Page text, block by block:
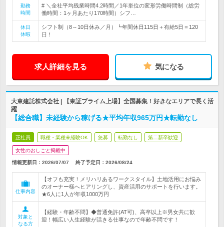
勤務
時間
# ＼全社平均残業時間4.2時間／1年単位の変形労働時間制（総労
働時間：1ヶ月あたり170時間）シフ…
休日
休暇
シフト制（8～10日休み／月）┗年間休日115日＋有給5日＝120
日！
求人詳細を見る 気になる
大東建託株式会社 | 【東証プライム上場】全国募集！好きなエリアで長く活
躍
【総合職】未経験から稼げる★平均年収965万円★転勤なし
正社員 職種・業種未経験OK 急募 転勤なし 第二新卒歓迎
女性のおしごと掲載中
情報更新日：2026/07/07 終了予定日： 2026/08/24
仕事内容
【オフも充実！メリハリあるワークスタイル】土地活用にお悩み
のオーナー様へヒアリングし、資産活用のサポートを行います。
★6人に1人が年収1000万円
対象と
なる方
【経験・年齢不問】◆普通免許(AT可)、高卒以上※男女共に歓
迎！幅広い人生経験が活きる仕事なので年齢不問です！